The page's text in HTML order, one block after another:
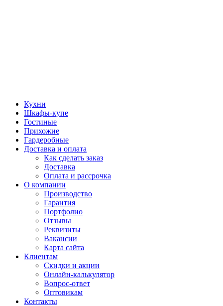
Кухни
Шкафы-купе
Гостиные
Прихожие
Гардеробные
Доставка и оплата
Как сделать заказ
Доставка
Оплата и рассрочка
О компании
Производство
Гарантия
Портфолио
Отзывы
Реквизиты
Вакансии
Карта сайта
Клиентам
Скидки и акции
Онлайн-калькулятор
Вопрос-ответ
Оптовикам
Контакты